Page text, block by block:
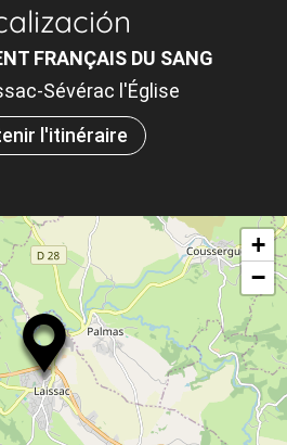
FRANÇAIS DU SANG
Sévérac l'Église
l'itinéraire
+
−